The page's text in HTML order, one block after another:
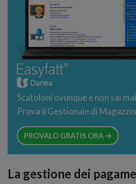
Scatoloni ovunque e non sai
Prova il Gestionale di
PROVALO GRATIS ORA
La gestione dei